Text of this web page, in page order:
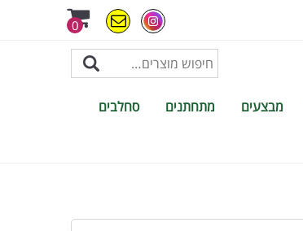
0
מבצעים מתחתנים סחלבים